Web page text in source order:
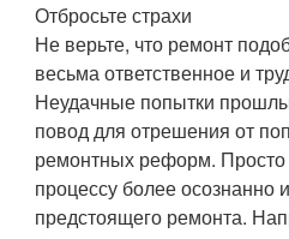
Отбросьте страхи
Не верьте, что ремонт
весьма ответственное и
Неудачные попытки
повод для отрешения от
ремонтных реформ. Просто
процессу более осознанно
предстоящего ремонта.